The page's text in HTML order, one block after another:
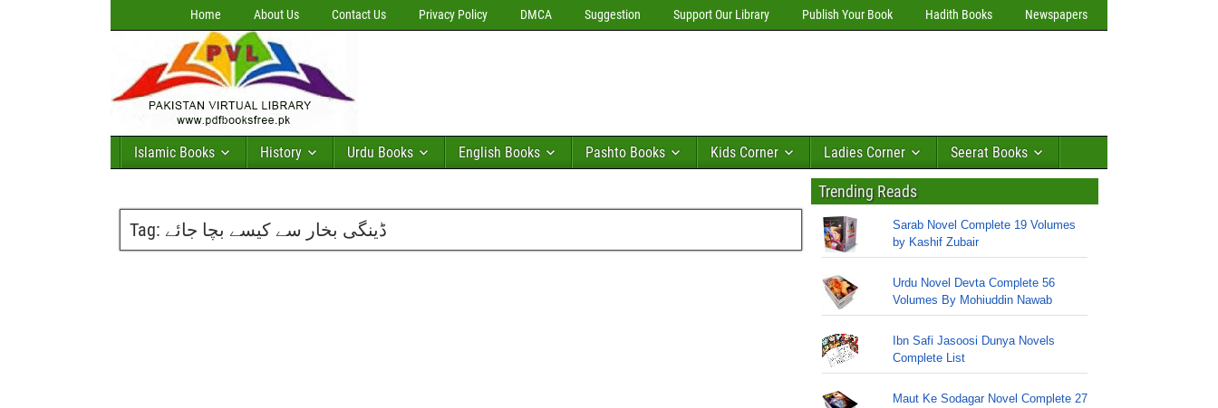
Home About Us Contact Us Privacy Policy DMCA Suggestion Support Our Library Publish Your Book Hadith Books Newspapers
Islamic Books History Urdu Books English Books Pashto Books Kids Corner Ladies Corner Seerat Books
Tag: ڈینگی بخار سے کیسے بچا جائے
Trending Reads
Sarab Novel Complete 19 Volumes
by Kashif Zubair
Urdu Novel Devta Complete 56
Volumes By Mohiuddin Nawab
Ibn Safi Jasoosi Dunya Novels
Complete List
Maut Ke Sodagar Novel Complete 27